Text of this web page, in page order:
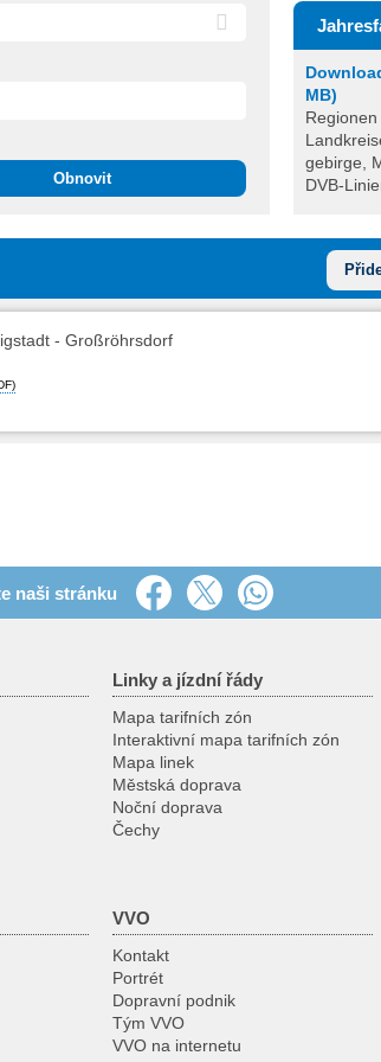
Obnovit
MB)
gebirge,
DVB-
- Großröhrsdorf
naši stránku
Linky a jízdní řády
Mapa tarifních zón
Interaktivní mapa tarifních zón
Mapa linek
Městská doprava
Noční doprava
Čechy
VVO
Kontakt
Portrét
Dopravní podnik
Tým VVO
VVO na internetu